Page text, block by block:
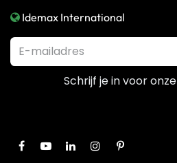
Idemax International
Schrijf je in voor onze